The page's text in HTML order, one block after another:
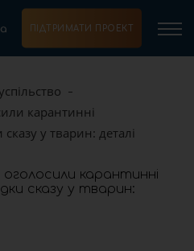
ПІДТРИМАТИ ПРОЕКТ
карантинні
у тварин: деталі